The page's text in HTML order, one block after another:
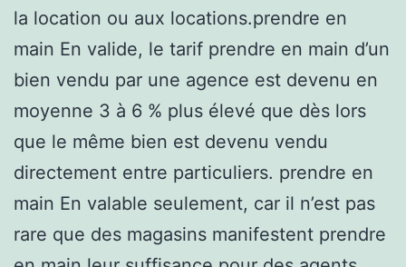
la location ou aux locations.prendre en
main En valide, le tarif prendre en main d’un
bien vendu par une agence est devenu en
moyenne 3 à 6 % plus élevé que dès lors
que le même bien est devenu vendu
directement entre particuliers. prendre en
main En valable seulement, car il n’est pas
rare que des magasins manifestent prendre